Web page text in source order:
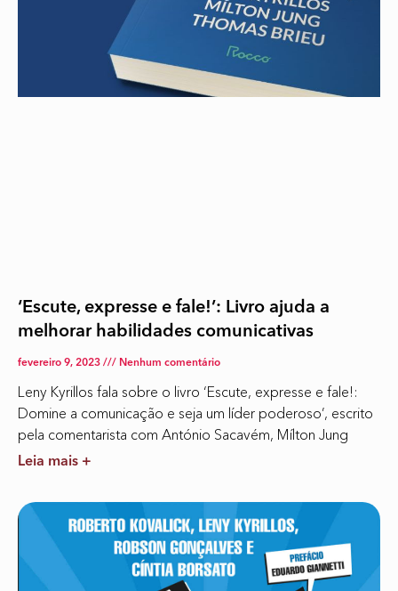
‘Escute, expresse e fale!’: Livro ajuda a
melhorar habilidades comunicativas
fevereiro 9, 2023 Nenhum comentário
Leny Kyrillos fala sobre o livro ‘Escute, expresse e fale!:
Domine a comunicação e seja um líder poderoso’, escrito
pela comentarista com António Sacavém, Mílton Jung
Leia mais +